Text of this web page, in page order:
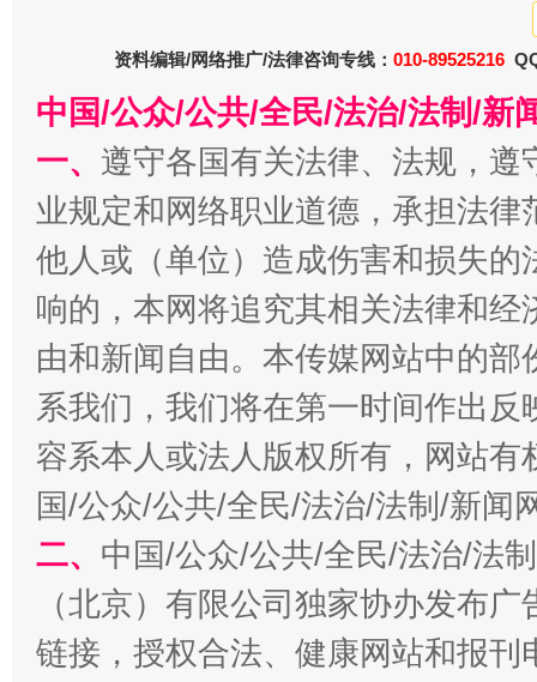
习近平的博鳌关键词
魏明亮
“刷贴”乱象丛生
生
资料编辑/网络推广/法律咨询专线： 010-89525216
中国/公众/公共/全民/法治/法制/新
一、 遵守各国有关法律、法规，
业规定和网络职业道德，承担法
他人或（单位）造成伤害和损失
响的，本网将追究其相关法律和
由和新闻自由。本传媒网站中的
系我们，我们将在第一时间作出
容系本人或法人版权所有，网站
国/公众/公共/全民/法治/法制/新闻
二、 中国/公众/公共/全民/法治/法
（北京）有限公司独家协办发布
链接，授权合法、健康网站和报